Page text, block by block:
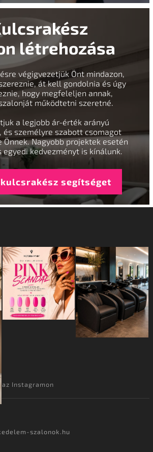
létrehozása
végigvezetjük Önt mindazon,
át kell gondolnia és úgy
hogy megfeleljen annak,
működtetni szeretné.
a legjobb ár-érték arányú
és személyre szabott csomagot
Nagyobb projektek esetén
egyedi kedvezményt is kínálunk.
segítséget
az Instagramon
szalonok.hu